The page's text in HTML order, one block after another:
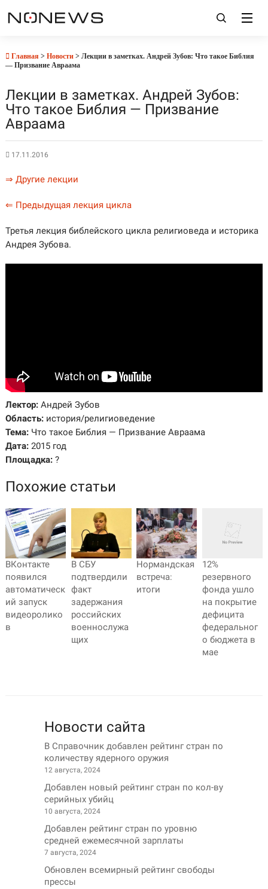
Главная > Новости> Лекции в заметках. Андрей Зубов: Что такое Библия
— Призвание Авраама
Лекции в заметках. Андрей Зубов:
Что такое Библия — Призвание
Авраама
17.11.2016
⇒ Другие лекции
⇐ Предыдущая лекция цикла
Третья лекция библейского цикла религиоведа и историка
Андрея Зубова.
Лектор:Андрей Зубов
Область:история/религиоведение
Тема:Что такое Библия — Призвание Авраама
Дата:2015 год
Площадка:?
Похожие статьи
ВКонтакте
появился
автоматическ
ий запуск
видеоролико
в
В СБУ
подтвердили
факт
задержания
российских
военнослужа
щих
Нормандская
встреча:
итоги
12%
резервного
фонда ушло
на покрытие
дефицита
федеральног
о бюджета в
мае
Новости сайта
В Справочник добавлен рейтинг стран по
количеству ядерного оружия
12 августа, 2024
Добавлен новый рейтинг стран по кол-ву
серийных убийц
10 августа, 2024
Добавлен рейтинг стран по уровню
средней ежемесячной зарплаты
7 августа, 2024
Обновлен всемирный рейтинг свободы
прессы